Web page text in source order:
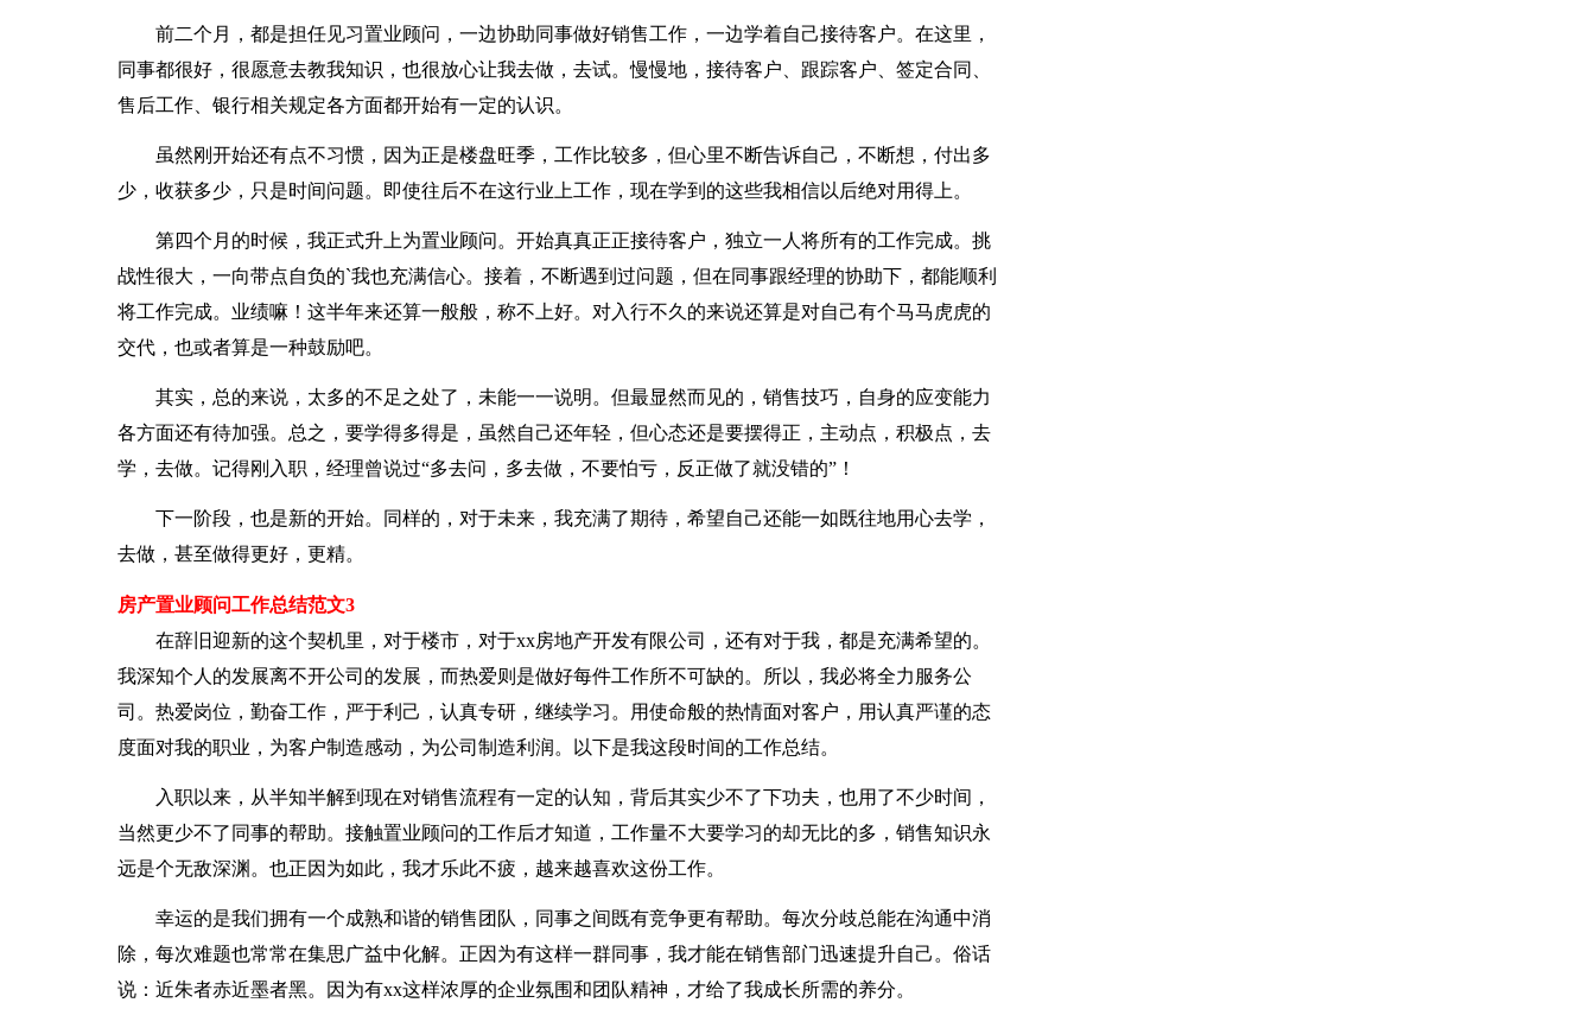
前二个月，都是担任见习置业顾问，一边协助同事做好销售工作，一边学着自己接待客户。在这里，
同事都很好，很愿意去教我知识，也很放心让我去做，去试。慢慢地，接待客户、跟踪客户、签定合同、
售后工作、银行相关规定各方面都开始有一定的认识。
虽然刚开始还有点不习惯，因为正是楼盘旺季，工作比较多，但心里不断告诉自己，不断想，付出多
少，收获多少，只是时间问题。即使往后不在这行业上工作，现在学到的这些我相信以后绝对用得上。
第四个月的时候，我正式升上为置业顾问。开始真真正正接待客户，独立一人将所有的工作完成。挑
战性很大，一向带点自负的`我也充满信心。接着，不断遇到过问题，但在同事跟经理的协助下，都能顺利
将工作完成。业绩嘛！这半年来还算一般般，称不上好。对入行不久的来说还算是对自己有个马马虎虎的
交代，也或者算是一种鼓励吧。
其实，总的来说，太多的不足之处了，未能一一说明。但最显然而见的，销售技巧，自身的应变能力
各方面还有待加强。总之，要学得多得是，虽然自己还年轻，但心态还是要摆得正，主动点，积极点，去
学，去做。记得刚入职，经理曾说过“多去问，多去做，不要怕亏，反正做了就没错的”！
下一阶段，也是新的开始。同样的，对于未来，我充满了期待，希望自己还能一如既往地用心去学，
去做，甚至做得更好，更精。
房产置业顾问工作总结范文3
在辞旧迎新的这个契机里，对于楼市，对于xx房地产开发有限公司，还有对于我，都是充满希望的。
我深知个人的发展离不开公司的发展，而热爱则是做好每件工作所不可缺的。所以，我必将全力服务公
司。热爱岗位，勤奋工作，严于利己，认真专研，继续学习。用使命般的热情面对客户，用认真严谨的态
度面对我的职业，为客户制造感动，为公司制造利润。以下是我这段时间的工作总结。
入职以来，从半知半解到现在对销售流程有一定的认知，背后其实少不了下功夫，也用了不少时间，
当然更少不了同事的帮助。接触置业顾问的工作后才知道，工作量不大要学习的却无比的多，销售知识永
远是个无敌深渊。也正因为如此，我才乐此不疲，越来越喜欢这份工作。
幸运的是我们拥有一个成熟和谐的销售团队，同事之间既有竞争更有帮助。每次分歧总能在沟通中消
除，每次难题也常常在集思广益中化解。正因为有这样一群同事，我才能在销售部门迅速提升自己。俗话
说：近朱者赤近墨者黑。因为有xx这样浓厚的企业氛围和团队精神，才给了我成长所需的养分。